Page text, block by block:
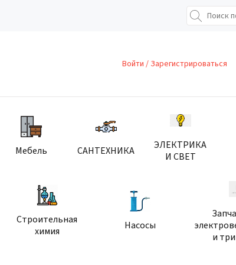
Войти / Зарегистрироваться
Мебель САНТЕХНИКА
ЭЛЕКТРИКА
И СВЕТ
Строительная
химия
Насосы
и